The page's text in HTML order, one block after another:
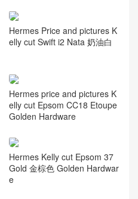
Hermes Price and pictures K
elly cut Swift i2 Nata 奶油白
Hermes price and pictures K
elly cut Epsom CC18 Etoupe
Golden Hardware
Hermes Kelly cut Epsom 37
Gold 金棕色 Golden Hardwar
e